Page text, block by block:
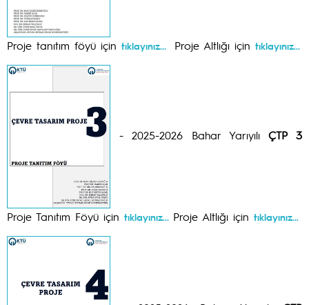
Proje tanıtım föyü için tıklayınız... Proje Altlığı için tıklayınız...
- 2025-2026 Bahar YarıyılıÇTP 3
Proje Tanıtım Föyü için tıklayınız... Proje Altlığı için tıklayınız...